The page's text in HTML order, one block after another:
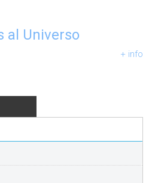
al Universo
+ info